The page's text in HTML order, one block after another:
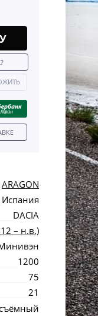
ARAGON
Испания
DACIA
– н.в.)
1200
75
21